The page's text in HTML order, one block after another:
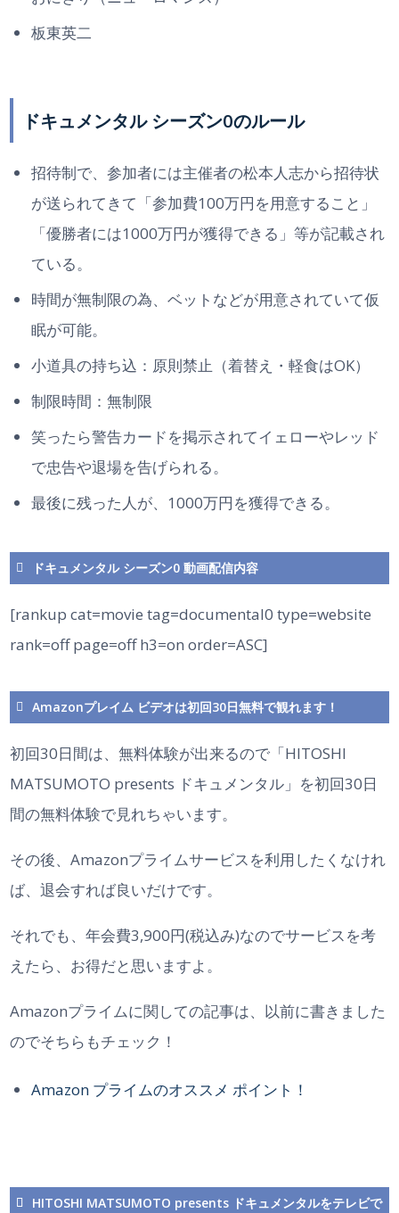
板東英二
ドキュメンタル シーズン0のルール
招待制で、参加者には主催者の松本人志から招待状
が送られてきて「参加費100万円を用意すること」
「優勝者には1000万円が獲得できる」等が記載され
ている。
時間が無制限の為、ベットなどが用意されていて仮
眠が可能。
小道具の持ち込：原則禁止（着替え・軽食はOK）
制限時間：無制限
笑ったら警告カードを掲示されてイェローやレッド
で忠告や退場を告げられる。
最後に残った人が、1000万円を獲得できる。
ドキュメンタル シーズン0 動画配信内容
[rankup cat=movie tag=documental0 type=website
rank=off page=off h3=on order=ASC]
Amazonプレイム ビデオは初回30日無料で観れます！
初回30日間は、無料体験が出来るので「HITOSHI
MATSUMOTO presents ドキュメンタル」を初回30日
間の無料体験で見れちゃいます。
その後、Amazonプライムサービスを利用したくなけれ
ば、退会すれば良いだけです。
それでも、年会費3,900円(税込み)なのでサービスを考
えたら、お得だと思いますよ。
Amazonプライムに関しての記事は、以前に書きました
のでそちらもチェック！
Amazon プライムのオススメ ポイント！
HITOSHI MATSUMOTO presents ドキュメンタルをテレビで